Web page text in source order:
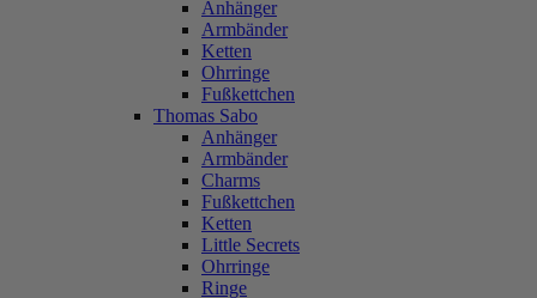
Anhänger
Armbänder
Ketten
Ohrringe
Fußkettchen
Thomas Sabo
Anhänger
Armbänder
Charms
Fußkettchen
Ketten
Little Secrets
Ohrringe
Ringe